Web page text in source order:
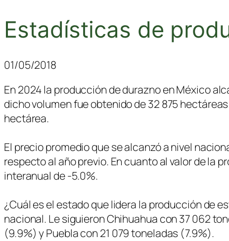
Estadísticas de
01/05/2018
En 2024 la producción de durazno en México
dicho volumen fue obtenido de 32 875
hectárea.
El precio promedio que se alcanzó a nivel
respecto al año previo. En cuanto al valor de la
interanual de -5.0%.
¿Cuál es el estado que lidera la producción de
nacional. Le siguieron Chihuahua con 37 062
(9.9%) y Puebla con 21 079 toneladas (7.9%).